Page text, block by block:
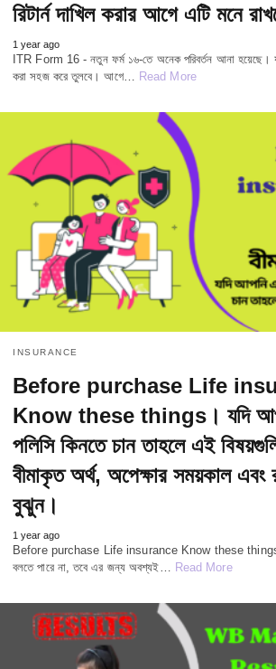
রিটার্ন দাখিল করার আগে এটি মনে
1 year ago
ITR Form 16 - নতুন ফর্ম ১৬-তে অনেক পরিবর্তন আনা হয়েছে। যা
করা সহজ করে তুলবে। আগে…
Read More
INSURANCE
Before purchase Life
Know these things। যদি
পলিসি কিনতে চান তাহলে এই
বীমাকৃত অর্থ, অপেক্ষার সময়কাল এবং
বুঝুন।
1 year ago
Before purchase Life insurance Know these things -
বলতে পারে না, তবে এর জন্য অবশ্যই… Read More